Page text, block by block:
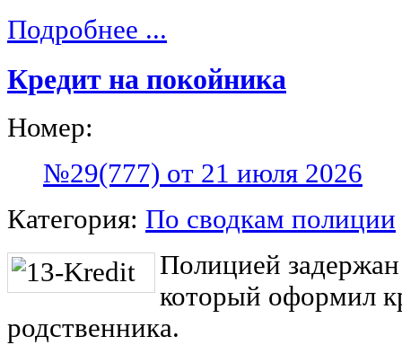
Подробнее ...
Кредит на покойника
Номер:
№29(777) от 21 июля 2026
Категория: По сводкам полиции
Полицией
который оформил
родственника.